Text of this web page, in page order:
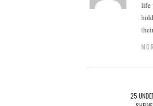
life
navigation
25